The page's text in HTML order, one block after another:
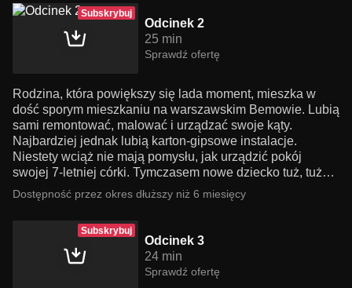
Subskrybuj
Odcinek 2
25 min
Sprawdź ofertę
Rodzina, która powiększy się lada moment, mieszka w
dość sporym mieszkaniu na warszawskim Bemowie. Lubią
sami remontować, malować i urządzać swoje kąty.
Najbardziej jednak lubią karton-gipsowe instalacje.
Niestety wciąż nie mają pomysłu, jak urządzić pokój
swojej 7-letniej córki. Tymczasem nowe dziecko tuż, tuż…
Dostępność przez okres dłuższy niż 6 miesięcy
Subskrybuj
Odcinek 3
24 min
Sprawdź ofertę